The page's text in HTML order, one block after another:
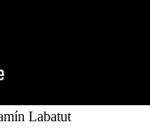
Labatut